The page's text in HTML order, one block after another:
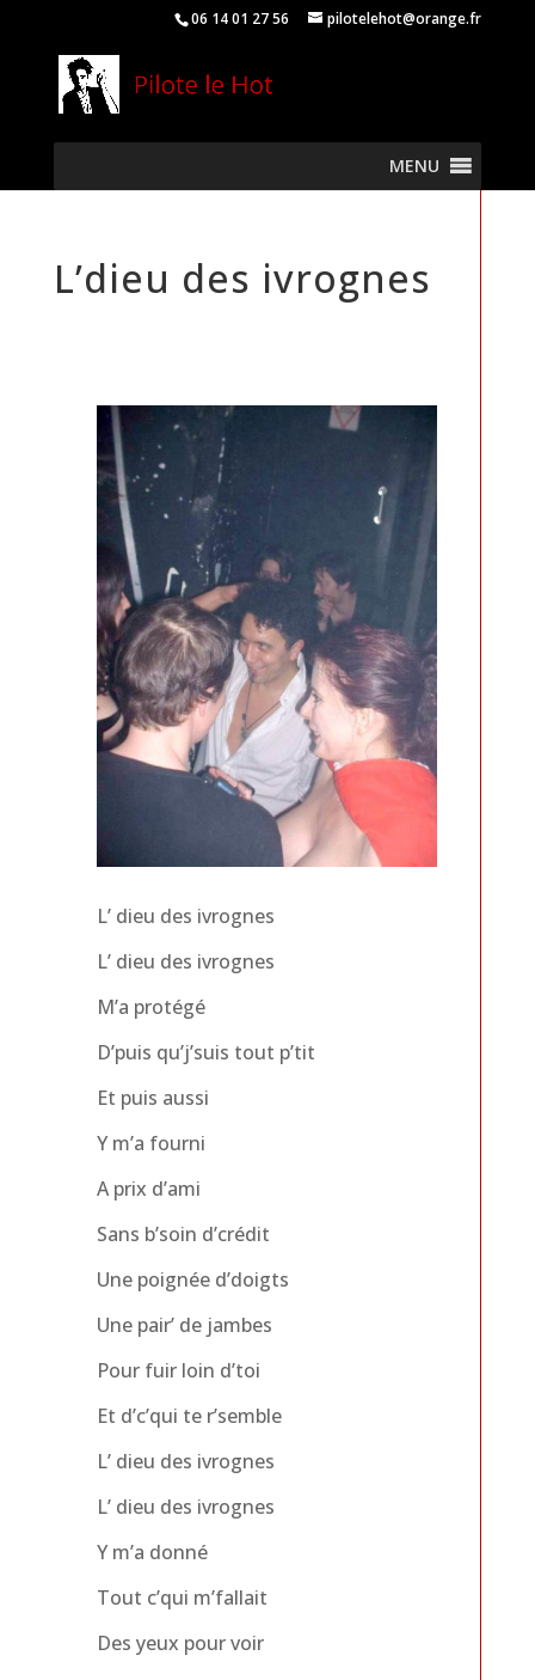
06 14 01 27 56 pilotelehot@orange.fr
MENU
L’dieu des ivrognes
L’ dieu des ivrognes
L’ dieu des ivrognes
M’a protégé
D’puis qu’j’suis tout p’tit
Et puis aussi
Y m’a fourni
A prix d’ami
Sans b’soin d’crédit
Une poignée d’doigts
Une pair’ de jambes
Pour fuir loin d’toi
Et d’c’qui te r’semble
L’ dieu des ivrognes
L’ dieu des ivrognes
Y m’a donné
Tout c’qui m’fallait
Des yeux pour voir